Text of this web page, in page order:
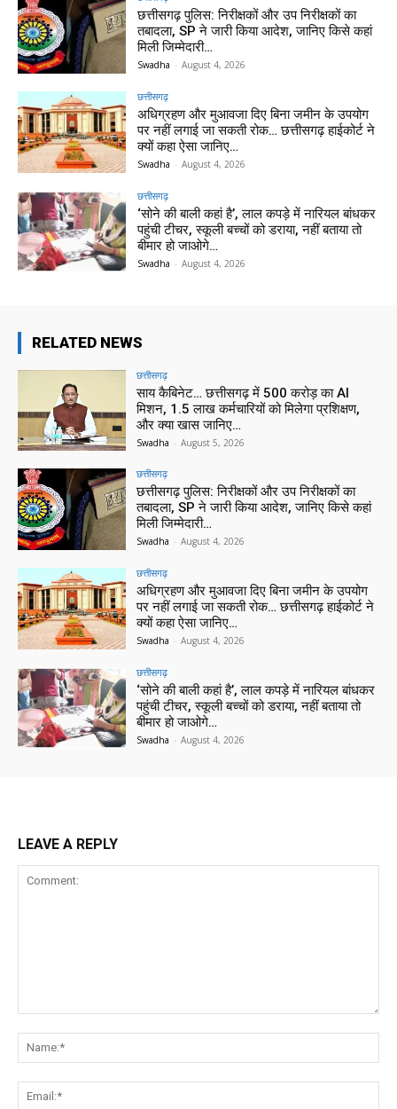
छत्तीसगढ़ पुलिस: निरीक्षकों और उप निरीक्षकों का
तबादला, SP ने जारी किया आदेश, जानिए किसे कहां
मिली जिम्मेदारी…
Swadha - August 4, 2026
छत्तीसगढ़
अधिग्रहण और मुआवजा दिए बिना जमीन के उपयोग
पर नहीं लगाई जा सकती रोक… छत्तीसगढ़ हाईकोर्ट ने
क्यों कहा ऐसा जानिए…
Swadha - August 4, 2026
छत्तीसगढ़
‘सोने की बाली कहां है’, लाल कपड़े में नारियल बांधकर
पहुंची टीचर, स्कूली बच्चों को डराया, नहीं बताया तो
बीमार हो जाओगे…
Swadha - August 4, 2026
RELATED NEWS
छत्तीसगढ़
साय कैबिनेट… छत्तीसगढ़ में 500 करोड़ का AI
मिशन, 1.5 लाख कर्मचारियों को मिलेगा प्रशिक्षण,
और क्या खास जानिए…
Swadha - August 5, 2026
छत्तीसगढ़
छत्तीसगढ़ पुलिस: निरीक्षकों और उप निरीक्षकों का
तबादला, SP ने जारी किया आदेश, जानिए किसे कहां
मिली जिम्मेदारी…
Swadha - August 4, 2026
छत्तीसगढ़
अधिग्रहण और मुआवजा दिए बिना जमीन के उपयोग
पर नहीं लगाई जा सकती रोक… छत्तीसगढ़ हाईकोर्ट ने
क्यों कहा ऐसा जानिए…
Swadha - August 4, 2026
छत्तीसगढ़
‘सोने की बाली कहां है’, लाल कपड़े में नारियल बांधकर
पहुंची टीचर, स्कूली बच्चों को डराया, नहीं बताया तो
बीमार हो जाओगे…
Swadha - August 4, 2026
LEAVE A REPLY